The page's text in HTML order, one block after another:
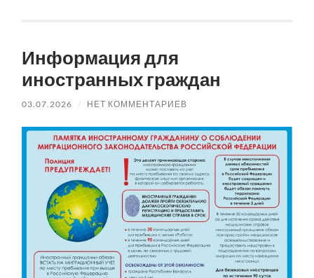
Информация для
иностранных граждан
03.07.2026 / НЕТ КОММЕНТАРИЕВ